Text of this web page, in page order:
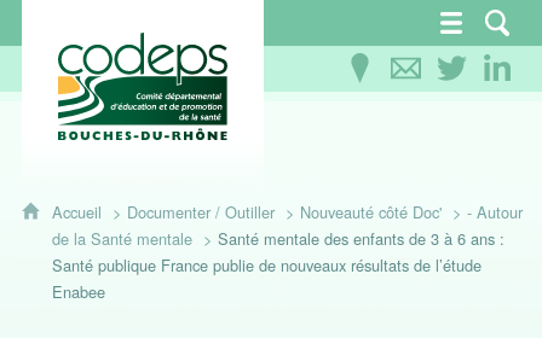
CoDEPS 13 - Comité départemental
Accueil Documenter / Outiller Nouveauté côté Doc'
- Autour
de la Santé mentale
Santé mentale des enfants de 3 à 6 ans :
Santé publique France publie de nouveaux résultats de l’étude
Enabee